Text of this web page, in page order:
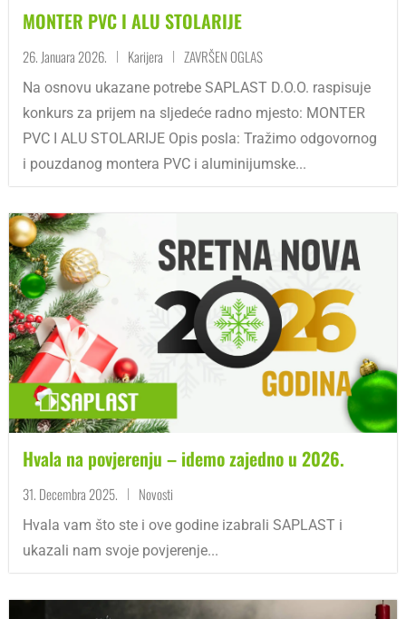
MONTER PVC I ALU STOLARIJE
26. Januara 2026. | Karijera | ZAVRŠEN OGLAS
Na osnovu ukazane potrebe SAPLAST D.O.O. raspisuje
konkurs za prijem na sljedeće radno mjesto: MONTER
PVC I ALU STOLARIJE Opis posla: Tražimo odgovornog
i pouzdanog montera PVC i aluminijumske...
Hvala na povjerenju – idemo zajedno u 2026.
31. Decembra 2025. | Novosti
Hvala vam što ste i ove godine izabrali SAPLAST i
ukazali nam svoje povjerenje...